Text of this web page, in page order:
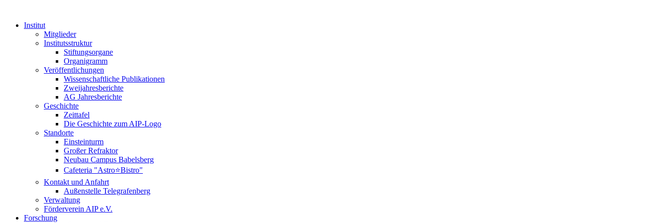
Institut
Mitglieder
Institutsstruktur
Stiftungsorgane
Organigramm
Veröffentlichungen
Wissenschaftliche Publikationen
Zweijahresberichte
AG Jahresberichte
Geschichte
Zeittafel
Die Geschichte zum AIP-Logo
Standorte
Einsteinturm
Großer Refraktor
Neubau Campus Babelsberg
Cafeteria "Astro⭐Bistro"
Kontakt und Anfahrt
Außenstelle Telegrafenberg
Verwaltung
Förderverein AIP e.V.
Forschung